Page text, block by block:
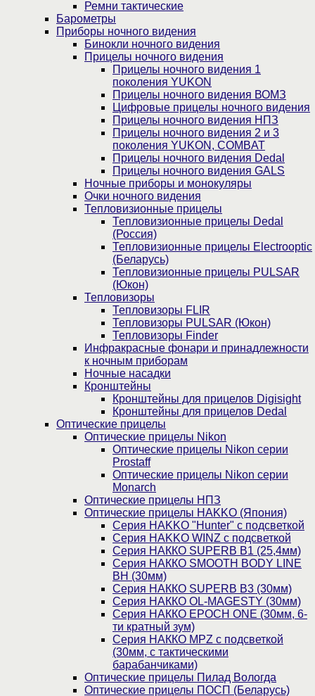
Ремни тактические
Барометры
Приборы ночного видения
Бинокли ночного видения
Прицелы ночного видения
Прицелы ночного видения 1
поколения YUKON
Прицелы ночного видения ВОМЗ
Цифровые прицелы ночного видения
Прицелы ночного видения НПЗ
Прицелы ночного видения 2 и 3
поколения YUKON, COMBAT
Прицелы ночного видения Dedal
Прицелы ночного видения GALS
Ночные приборы и монокуляры
Очки ночного видения
Тепловизионные прицелы
Тепловизионные прицелы Dedal
(Россия)
Тепловизионные прицелы Electrooptic
(Беларусь)
Тепловизионные прицелы PULSAR
(Юкон)
Тепловизоры
Тепловизоры FLIR
Тепловизоры PULSAR (Юкон)
Тепловизоры Finder
Инфракрасные фонари и принадлежности
к ночным приборам
Ночные насадки
Кронштейны
Кронштейны для прицелов Digisight
Кронштейны для прицелов Dedal
Оптические прицелы
Оптические прицелы Nikon
Оптические прицелы Nikon серии
Prostaff
Оптические прицелы Nikon серии
Monarch
Оптические прицелы НПЗ
Оптические прицелы HAKKO (Япония)
Cерия HAKKO "Hunter" с подсветкой
Серия НAKKO WINZ с подсветкой
Серия НАККО SUPERB B1 (25,4мм)
Серия НАККО SMOOTH BODY LINE
BH (30мм)
Серия НАККО SUPERB B3 (30мм)
Серия НАККО OL-MAGESTY (30мм)
Серия НАККО EPOCH ONE (30мм, 6-
ти кратный зум)
Серия НАККО MPZ с подсветкой
(30мм, c тактическими
барабанчиками)
Оптические прицелы Пилад Вологда
Оптические прицелы ПОСП (Беларусь)